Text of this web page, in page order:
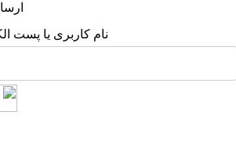
نام کاربری یا پست